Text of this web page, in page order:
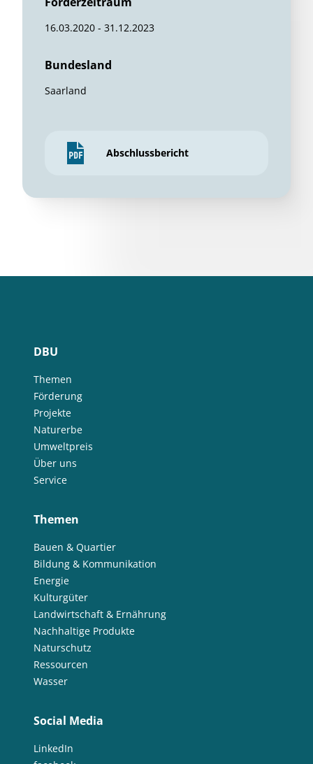
16.03.2020 - 31.12.2023
Bundesland
Saarland
Abschlussbericht
DBU
Themen
Förderung
Projekte
Naturerbe
Umweltpreis
Über uns
Service
Themen
Bauen & Quartier
Bildung & Kommunikation
Energie
Kulturgüter
Landwirtschaft & Ernährung
Nachhaltige Produkte
Naturschutz
Ressourcen
Wasser
Social Media
LinkedIn